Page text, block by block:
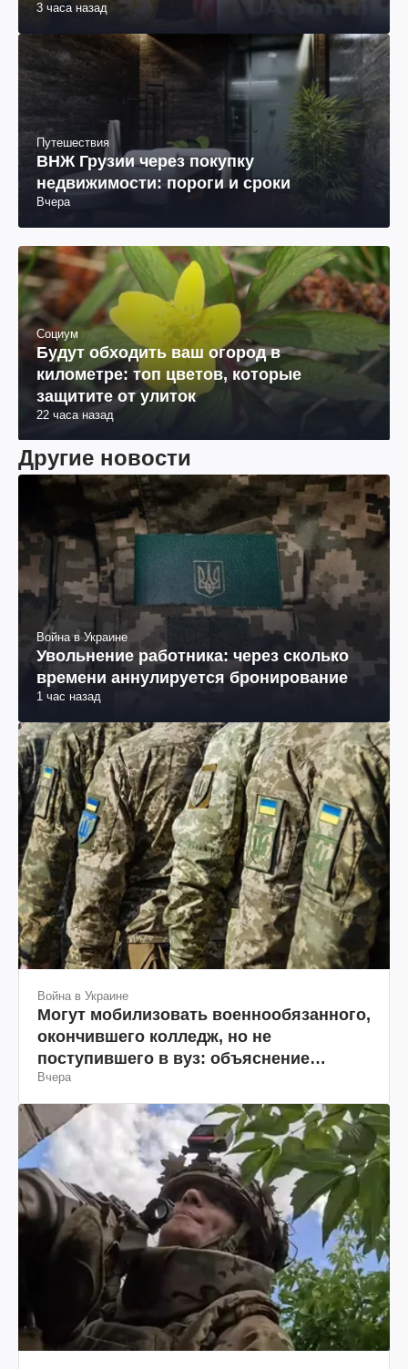
3 часа назад
Путешествия
ВНЖ Грузии через покупку
недвижимости: пороги и сроки
Вчера
Социум
Будут обходить ваш огород в
километре: топ цветов, которые
защитите от улиток
22 часа назад
Другие новости
Война в Украине
Увольнение работника: через сколько
времени аннулируется бронирование
1 час назад
Война в Украине
Могут мобилизовать военнообязанного,
окончившего колледж, но не
поступившего в вуз: объяснение
юриста
Вчера